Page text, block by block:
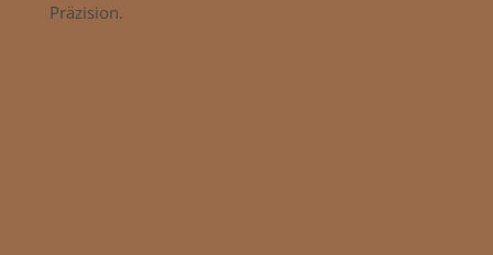
Präzision.